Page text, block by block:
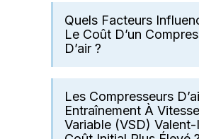
Quels Facteurs
Le Coût D’un
D’air ?
Les Compresseurs
Entraînement À Vitesse
Variable (VSD)